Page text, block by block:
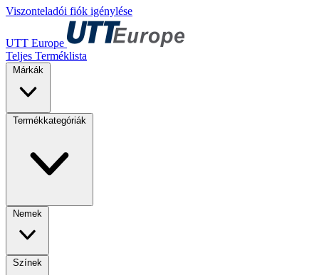
Viszonteladói fiók igénylése
UTT Europe
Teljes Terméklista
Márkák
Termékkategóriák
Nemek
Színek